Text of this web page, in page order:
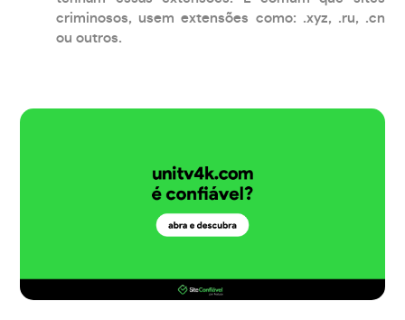
criminosos, usem extensões como: .xyz, .ru, .cn
ou outros.